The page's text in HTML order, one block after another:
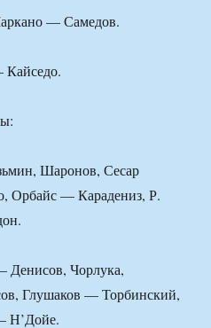
— Самедов.
Шаронов, Сесар
Орбайс — Карадениз, Р.
Денисов, Чорлука,
Глушаков — Торбинский,
Н’Дойе.